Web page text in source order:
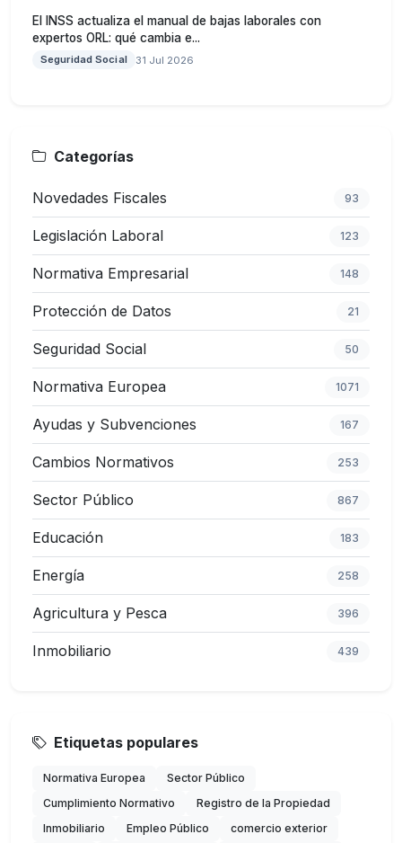
El INSS actualiza el manual de bajas laborales con
expertos ORL: qué cambia e...
Seguridad Social 31 Jul 2026
Categorías
Novedades Fiscales 93
Legislación Laboral 123
Normativa Empresarial 148
Protección de Datos 21
Seguridad Social 50
Normativa Europea 1071
Ayudas y Subvenciones 167
Cambios Normativos 253
Sector Público 867
Educación 183
Energía 258
Agricultura y Pesca 396
Inmobiliario 439
Etiquetas populares
Normativa Europea
Sector Público
Cumplimiento Normativo
Registro de la Propiedad
Inmobiliario
Empleo Público
comercio exterior